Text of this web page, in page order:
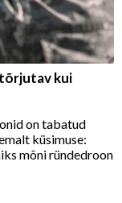
kui
on tabatud
küsimuse:
mõni ründedroon